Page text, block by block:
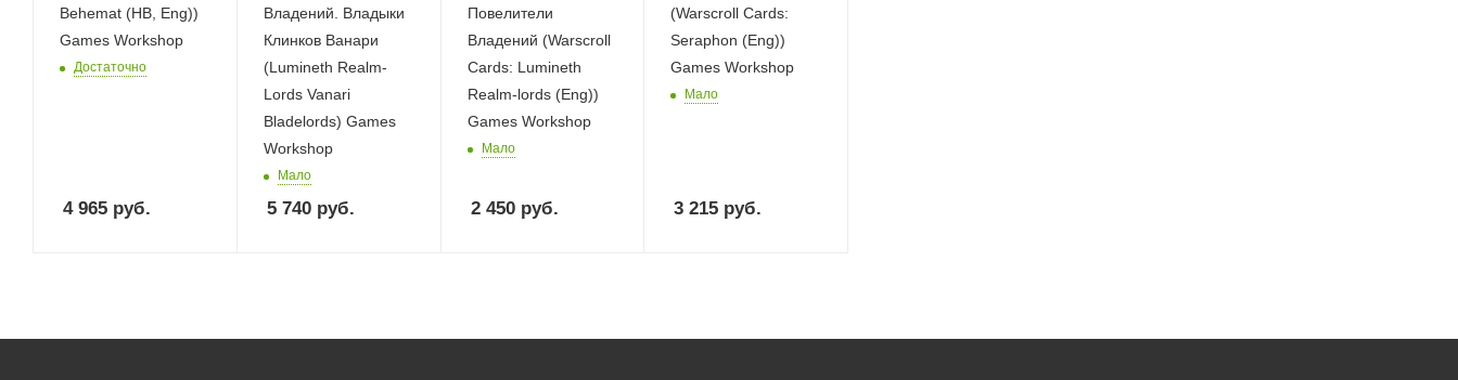
Behemat (HB, Eng))
Games Workshop
Достаточно
4 965 руб.
Владений. Владыки
Клинков Ванари
(Lumineth Realm-
Lords Vanari
Bladelords) Games
Workshop
Мало
5 740руб.
Повелители
Владений (Warscroll
Cards: Lumineth
Realm-lords (Eng))
Games Workshop
Мало
2 450руб.
(Warscroll Cards:
Seraphon (Eng))
Games Workshop
Мало
3 215 руб.